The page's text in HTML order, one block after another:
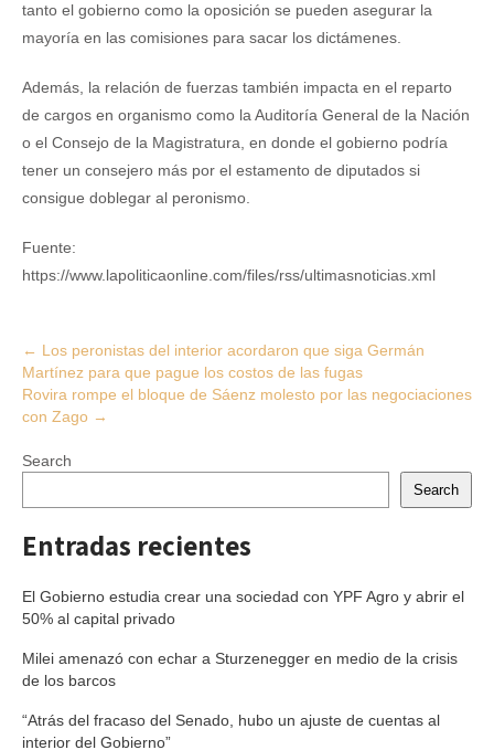
tanto el gobierno como la oposición se pueden asegurar la
mayoría en las comisiones para sacar los dictámenes.
Además, la relación de fuerzas también impacta en el reparto
de cargos en organismo como la Auditoría General de la Nación
o el Consejo de la Magistratura, en donde el gobierno podría
tener un consejero más por el estamento de diputados si
consigue doblegar al peronismo.
Fuente:
https://www.lapoliticaonline.com/files/rss/ultimasnoticias.xml
Post
navigation
← Los peronistas del interior acordaron que siga Germán
Martínez para que pague los costos de las fugas
Rovira rompe el bloque de Sáenz molesto por las negociaciones
con Zago →
Search
Search
Entradas recientes
El Gobierno estudia crear una sociedad con YPF Agro y abrir el
50% al capital privado
Milei amenazó con echar a Sturzenegger en medio de la crisis
de los barcos
“Atrás del fracaso del Senado, hubo un ajuste de cuentas al
interior del Gobierno”